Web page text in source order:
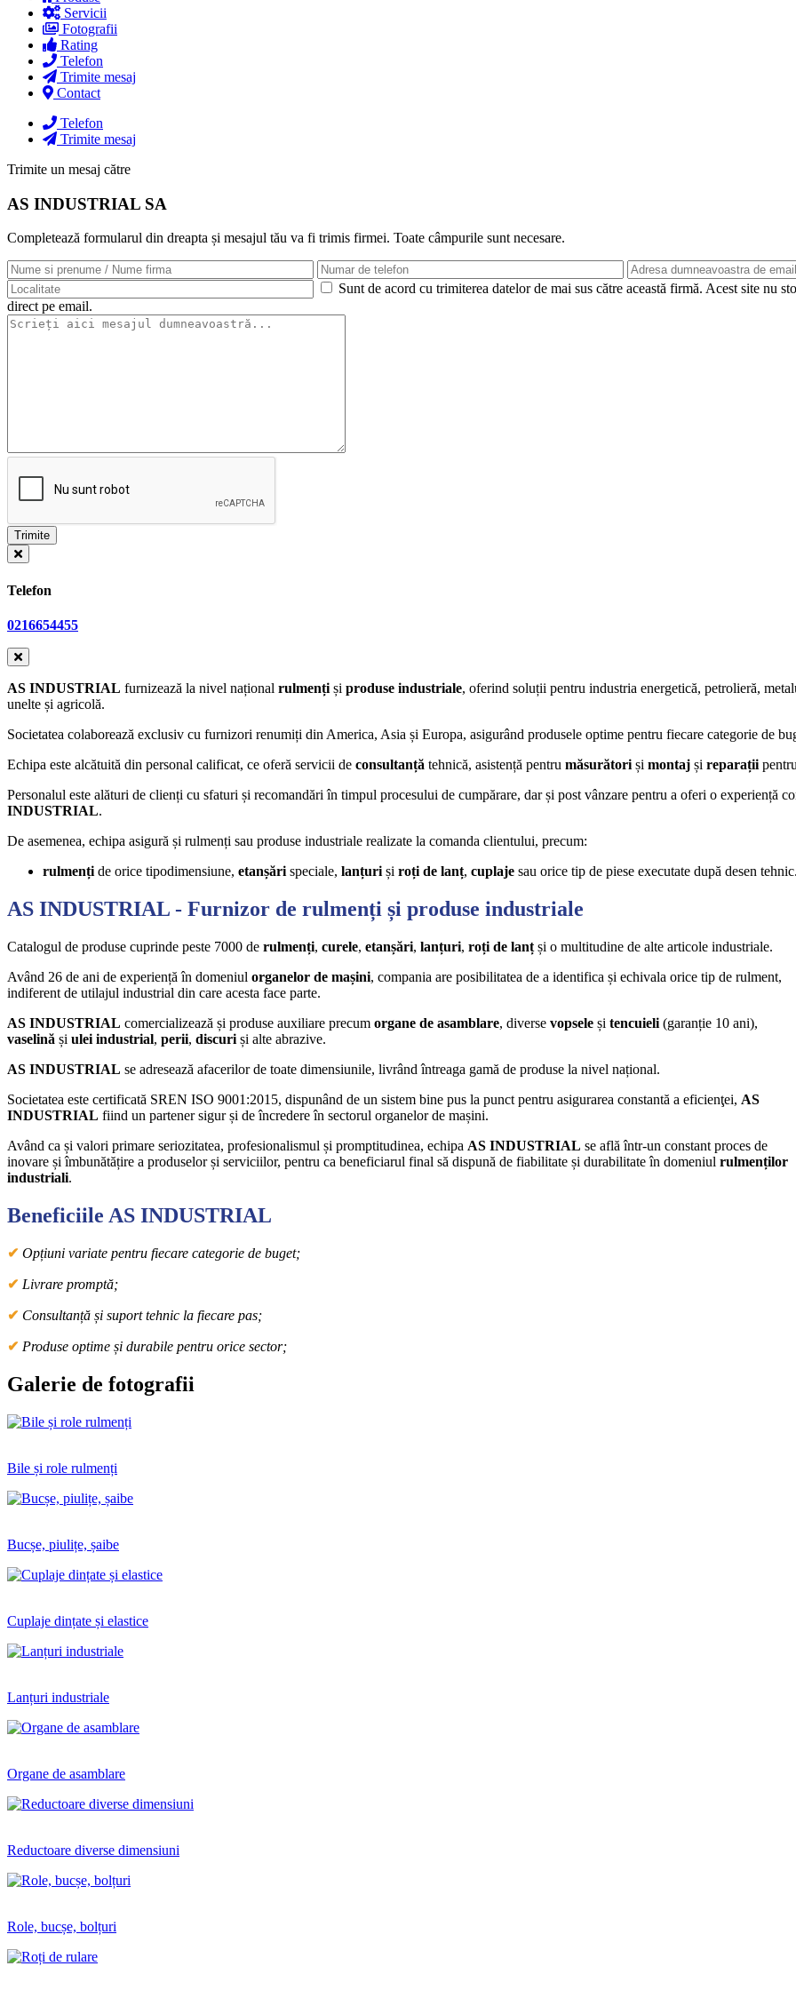
Servicii
Fotografii
Rating
Telefon
Trimite mesaj
Contact
Telefon
Trimite mesaj
Trimite un mesaj către
AS INDUSTRIAL SA
Completează formularul din dreapta și mesajul tău va fi trimis firmei. Toate câmpurile sunt necesare.
Sunt de acord cu trimiterea datelor de mai sus către această firmă. Acest site nu
direct pe email.
Telefon
0216654455
AS INDUSTRIAL furnizează la nivel național rulmenți și produse industriale, oferind soluții pentru industria energetică, petrolieră,
unelte și agricolă.
Societatea colaborează exclusiv cu furnizori renumiți din America, Asia și Europa, asigurând produsele optime pentru fiecare categorie de
Echipa este alcătuită din personal calificat, ce oferă servicii de consultanță tehnică, asistență pentru măsurători și montaj și reparații
Personalul este alături de clienți cu sfaturi și recomandări în timpul procesului de cumpărare, dar și post vânzare pentru a oferi o experiență
INDUSTRIAL.
De asemenea, echipa asigură și rulmenți sau produse industriale realizate la comanda clientului, precum:
rulmenți de orice tipodimensiune, etanșări speciale, lanțuri și roți de lanț, cuplaje sau orice tip de piese executate după desen
AS INDUSTRIAL - Furnizor de rulmenți și produse industriale
Catalogul de produse cuprinde peste 7000 de rulmenți, curele, etanșări, lanțuri, roți de lanț și o multitudine de alte articole industriale.
Având 26 de ani de experiență în domeniul organelor de mașini, compania are posibilitatea de a identifica și echivala orice tip de rulment,
indiferent de utilajul industrial din care acesta face parte.
AS INDUSTRIAL comercializează și produse auxiliare precum organe de asamblare, diverse vopsele și tencuieli (garanție 10 ani),
vaselină și ulei industrial, perii, discuri și alte abrazive.
AS INDUSTRIAL se adresează afacerilor de toate dimensiunile, livrând întreaga gamă de produse la nivel național.
Societatea este certificată SREN ISO 9001:2015, dispunând de un sistem bine pus la punct pentru asigurarea constantă a eficienţei, AS
INDUSTRIAL fiind un partener sigur și de încredere în sectorul organelor de mașini.
Având ca și valori primare seriozitatea, profesionalismul și promptitudinea, echipa AS INDUSTRIAL se află într-un constant proces de
inovare și îmbunătățire a produselor și serviciilor, pentru ca beneficiarul final să dispună de fiabilitate și durabilitate în domeniul rulmenților
industriali.
Beneficiile AS INDUSTRIAL
✔ Opțiuni variate pentru fiecare categorie de buget;
✔ Livrare promptă;
✔ Consultanță și suport tehnic la fiecare pas;
✔ Produse optime și durabile pentru orice sector;
Galerie de fotografii
Bile și role rulmenți
Bucșe, piulițe, șaibe
Cuplaje dințate și elastice
Lanțuri industriale
Organe de asamblare
Reductoare diverse dimensiuni
Role, bucșe, bolțuri